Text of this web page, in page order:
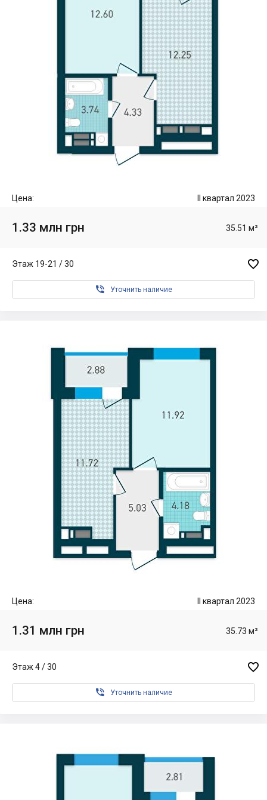
Цена: II квартал 2023
1.33 млн грн 35.51 м²
Этаж 19-21 / 30 
 Уточнить наличие
Цена: II квартал 2023
1.31 млн грн 35.73 м²
Этаж 4 / 30 
 Уточнить наличие